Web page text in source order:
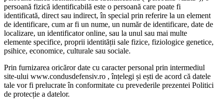
persoană fizică identificabilă este o persoană care poate fi
identificată, direct sau indirect, în special prin referire la un element
de identificare, cum ar fi un nume, un număr de identificare, date de
localizare, un identificator online, sau la unul sau mai multe
elemente specifice, proprii identității sale fizice, fiziologice genetice,
psihice, economice, culturale sau sociale.
Prin furnizarea oricăror date cu caracter personal prin intermediul
site-ului www.condusdefensiv.ro , înțelegi și ești de acord că datele
tale vor fi prelucrate în conformitate cu prevederile prezentei Politici
de protecție a datelor.